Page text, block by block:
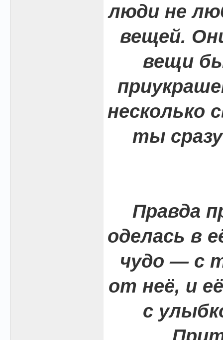
люди не
вещей.
вещи
несколько
ты
Правда
оделась в
чудо — с
от неё, и
с